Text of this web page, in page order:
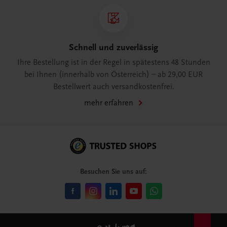
Schnell und zuverlässig
Ihre Bestellung ist in der Regel in spätestens 48 Stunden
bei Ihnen (innerhalb von Österreich) – ab 29,00 EUR
Bestellwert auch versandkostenfrei.
mehr erfahren
Besuchen Sie uns auf: